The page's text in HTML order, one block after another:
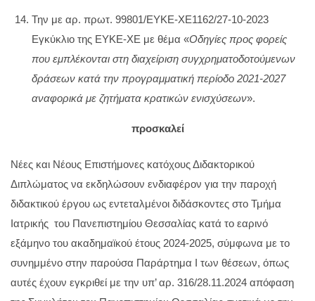
Την με αρ. πρωτ. 99801/ΕΥΚΕ-ΧΕ1162/27-10-2023
Εγκύκλιο της ΕΥΚΕ-ΧΕ με θέμα «Οδηγίες προς φορείς
που εμπλέκονται στη διαχείριση συγχρηματοδοτούμενων
δράσεων κατά την προγραμματική περίοδο 2021-2027
αναφορικά με ζητήματα κρατικών ενισχύσεων».
προσκαλεί
Νέες και Νέους Επιστήμονες κατόχους Διδακτορικού
Διπλώματος να εκδηλώσουν ενδιαφέρον για την παροχή
διδακτικού έργου ως εντεταλμένοι διδάσκοντες στο Τμήμα
Ιατρικής του Πανεπιστημίου Θεσσαλίας κατά το εαρινό
εξάμηνο του ακαδημαϊκού έτους 2024-2025, σύμφωνα με το
συνημμένο στην παρούσα Παράρτημα I των θέσεων, όπως
αυτές έχουν εγκριθεί με την υπ’ αρ. 316/28.11.2024 απόφαση